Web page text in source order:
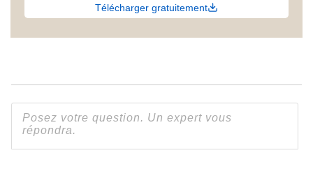
Télécharger gratuitement